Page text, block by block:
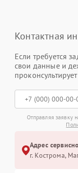
Контактная
Если требуется
свои данные и
Отправляя заявку
Адрес
г. Кострома,